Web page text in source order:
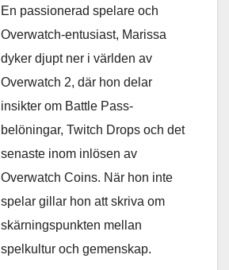
En passionerad spelare och
Overwatch-entusiast, Marissa
dyker djupt ner i världen av
Overwatch 2, där hon delar
insikter om Battle Pass-
belöningar, Twitch Drops och det
senaste inom inlösen av
Overwatch Coins. När hon inte
spelar gillar hon att skriva om
skärningspunkten mellan
spelkultur och gemenskap.